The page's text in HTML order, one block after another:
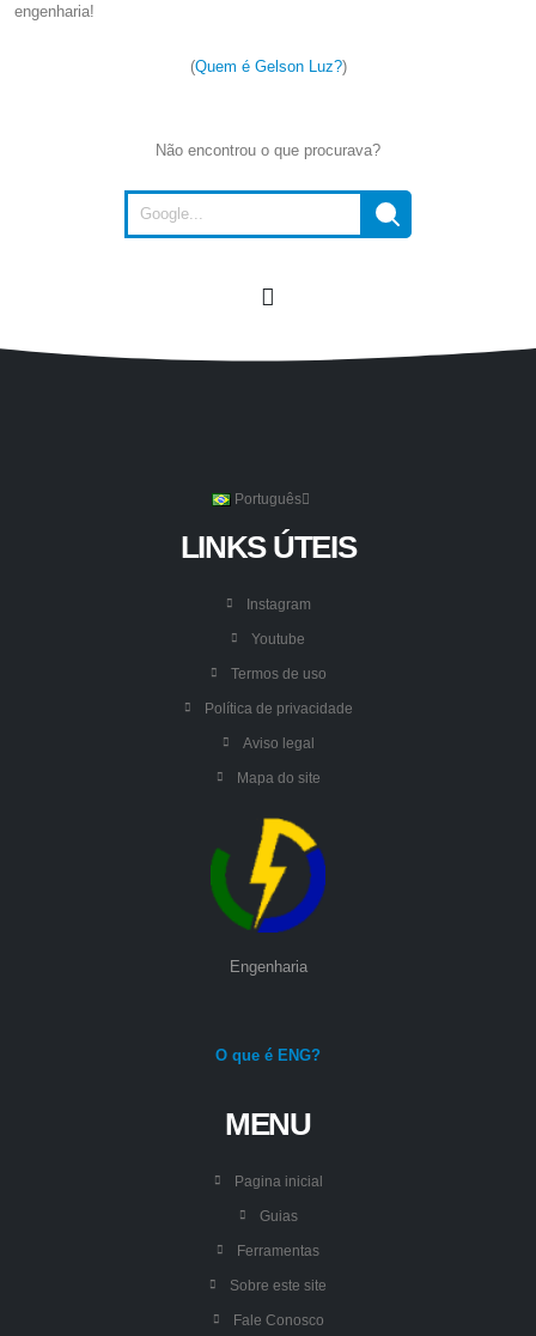
engenharia!
(Quem é Gelson Luz?)
Não encontrou o que procurava?
Português
LINKS ÚTEIS
Instagram
Youtube
Termos de uso
Política de privacidade
Aviso legal
Mapa do site
Engenharia
O que é ENG?
MENU
Pagina inicial
Guias
Ferramentas
Sobre este site
Fale Conosco